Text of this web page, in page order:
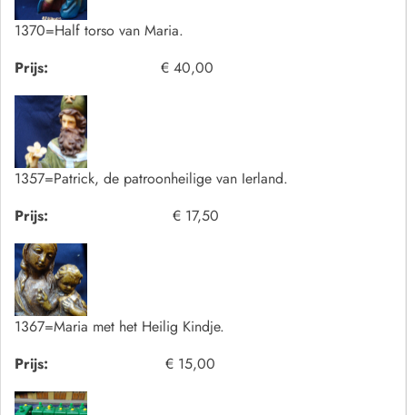
1370=Half torso van Maria.
Prijs:
€ 40,00
1357=Patrick, de patroonheilige van Ierland.
Prijs:
€ 17,50
1367=Maria met het Heilig Kindje.
Prijs:
€ 15,00